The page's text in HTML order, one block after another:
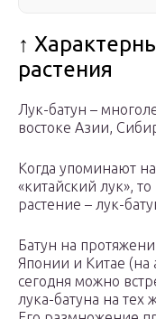
↑
растения
Лук-батун –
востоке Азии,
Когда упоминают
«китайский лук»,
растение – лук-
Батун на
Японии и Китае (на
сегодня можно
лука-батуна на